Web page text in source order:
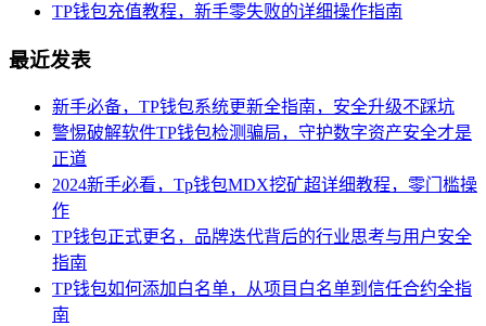
TP钱包充值教程，新手零失败的详细操作指南
最近发表
新手必备，TP钱包系统更新全指南，安全升级不踩坑
警惕破解软件TP钱包检测骗局，守护数字资产安全才是
正道
2024新手必看，Tp钱包MDX挖矿超详细教程，零门槛操
作
TP钱包正式更名，品牌迭代背后的行业思考与用户安全
指南
TP钱包如何添加白名单，从项目白名单到信任合约全指
南